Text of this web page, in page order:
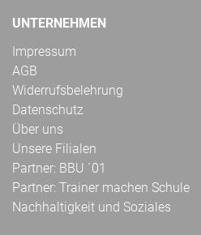
UNTERNEHMEN
Impressum
AGB
Widerrufsbelehrung
Datenschutz
Über uns
Unsere Filialen
Partner: BBU ´01
Partner: Trainer machen Schule
Nachhaltigkeit und Soziales